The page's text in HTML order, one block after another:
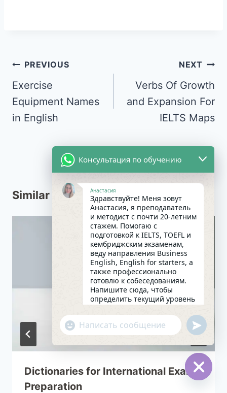
PREVIOUS
Exercise
Equipment Names
in English
NEXT
Verbs Of Growth
and Expansion For
IELTS Maps
Similar Posts
Dictionaries for International Exam
Preparation
Консультация по обучению
Анастасия
Здравствуйте! Меня зовут
Анастасия, я преподаватель
и методист с почти 20-летним
стажем. Помогаю с
подготовкой к IELTS, TOEFL и
кембриджским экзаменам,
веду направления Business
English, English for starters, а
также профессионально
готовлю к собеседованиям.
Напишите сюда, чтобы
определить текущий уровень
английского и составить
индивидуальный план
занятий. Какова главная цель
в изучении языка на
сегодняшний день?
12:23
"+chaty_settings.lang.emoji_picker+"
WhatsApp
Message